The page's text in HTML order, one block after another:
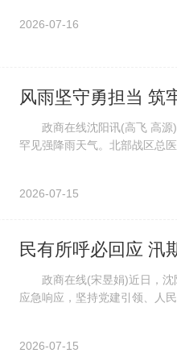
2026-07-16
风雨坚守勇担当 筑
政商在线沈阳讯(高飞 高源
罕见强降雨天气。北部战区总
2026-07-15
民有所呼必回应 汛
政商在线(宋昱娟)近日，沈
应急响应，坚持党建引领、人
2026-07-15